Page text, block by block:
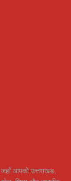
आपको उत्तराखंड,